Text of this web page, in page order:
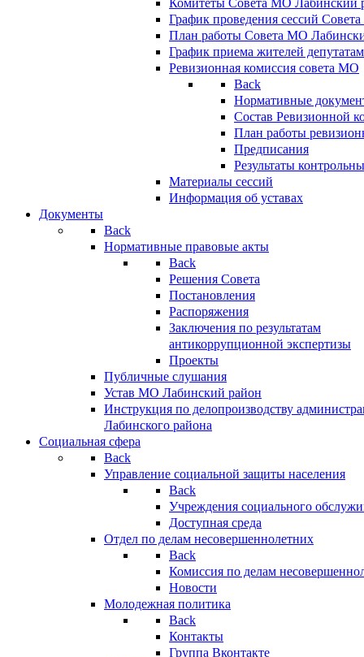
Комитеты Совета МО Лабинский
График проведения сессий
План работы Совета МО
График приема жителей
Ревизионная комиссия совета МО
Back
Нормативные
Состав Ревизионной
План работы
Предписания
Результаты
Материалы сессий
Информация об уставах
Документы
Back
Нормативные правовые акты
Back
Решения Совета
Постановления
Распоряжения
Заключения по результатам
антикоррупционной экспертизы
Проекты
Публичные слушания
Устав МО Лабинский район
Инструкция по делопроизводству
Лабинского района
Социальная сфера
Back
Управление социальной защиты населения
Back
Учреждения социального
Доступная среда
Отдел по делам несовершеннолетних
Back
Комиссия по делам
Новости
Молодежная политика
Back
Контакты
Группа Вконтакте